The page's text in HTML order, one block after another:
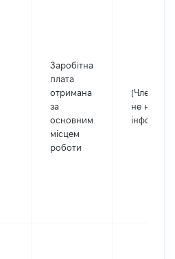
Заробітна
плата
отримана
за
основним
місцем
роботи
[Член сім'ї
не надав